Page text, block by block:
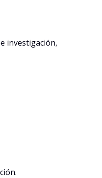
investigación,